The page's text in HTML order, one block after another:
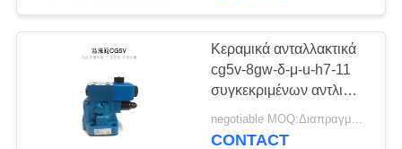
Κεραμικά ανταλλακτικά
cg5v-8gw-δ-μ-u-h7-11
συγκεκριμένων αντλιών
βαλβίδων υπερχείλισης
CONTACT